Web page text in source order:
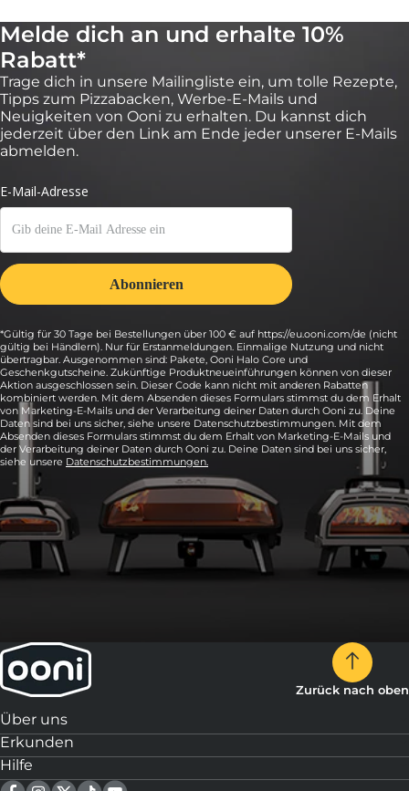
Melde dich an und erhalte 10%
Rabatt*
Trage dich in unsere Mailingliste ein, um tolle Rezepte,
Tipps zum Pizzabacken, Werbe-E-Mails und
Neuigkeiten von Ooni zu erhalten. Du kannst dich
jederzeit über den Link am Ende jeder unserer E-Mails
abmelden.
*Gültig für 30 Tage bei Bestellungen über 100 € auf https://eu.ooni.com/de (nicht
gültig bei Händlern). Nur für Erstanmeldungen. Einmalige Nutzung und nicht
übertragbar. Ausgenommen sind: Pakete, Ooni Halo Core und
Geschenkgutscheine. Zukünftige Produktneueinführungen können von dieser
Aktion ausgeschlossen sein. Dieser Code kann nicht mit anderen Rabatten
kombiniert werden. Mit dem Absenden dieses Formulars stimmst du dem Erhalt
von Marketing-E-Mails und der Verarbeitung deiner Daten durch Ooni zu. Deine
Daten sind bei uns sicher, siehe unsere Datenschutzbestimmungen. Mit dem
Absenden dieses Formulars stimmst du dem Erhalt von Marketing-E-Mails und
der Verarbeitung deiner Daten durch Ooni zu. Deine Daten sind bei uns sicher,
siehe unsere Datenschutzbestimmungen.
Zurück nach oben
Über uns
Erkunden
Hilfe